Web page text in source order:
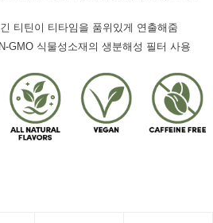
티틴이 티타임을 품위있게 연출해줌
GMO 식물성소재의 생분해성 필터 사용